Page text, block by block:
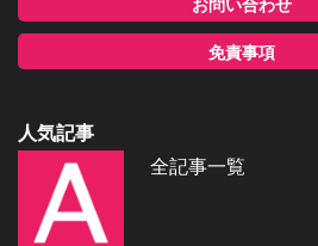
お問い合わせ
免責事項
人気記事
全記事一覧